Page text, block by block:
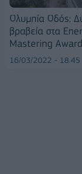
Ολυμπία Οδός:
βραβεία στα
Mastering
16/03/2022 - 18:45